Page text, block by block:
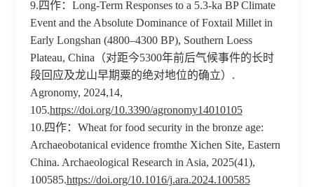
9.四作：Long-Term Responses to a 5.3-ka BP Climate
Event and the Absolute Dominance of Foxtail Millet in
Early Longshan (4800–4300 BP), Southern Loess
Plateau, China（对距今5300年前后气候事件的长时
段回应及龙山早期粟的绝对地位的确立）.
Agronomy, 2024,14,
105.https://doi.org/10.3390/agronomy14010105
10.四作：Wheat for food security in the bronze age:
Archaeobotanical evidence fromthe Xichen Site, Eastern
China. Archaeological Research in Asia, 2025(41),
100585.https://doi.org/10.1016/j.ara.2024.100585